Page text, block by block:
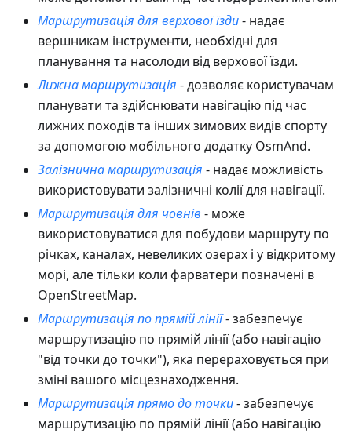
Маршрутизація для верхової їзди- надає
вершникам інструменти, необхідні для
планування та насолоди від верхової їзди.
Лижна маршрутизація - дозволяє користувачам
планувати та здійснювати навігацію під час
лижних походів та інших зимових видів спорту
за допомогою мобільного додатку OsmAnd.
Залізнична маршрутизація - надає можливість
використовувати залізничні колії для навігації.
Маршрутизація для човнів- може
використовуватися для побудови маршруту по
річках, каналах, невеликих озерах і у відкритому
морі, але тільки коли фарватери позначені в
OpenStreetMap.
Маршрутизація по прямій лінії- забезпечує
маршрутизацію по прямій лінії (або навігацію
"від точки до точки"), яка перераховується при
зміні вашого місцезнаходження.
Маршрутизація прямо до точки- забезпечує
маршрутизацію по прямій лінії (або навігацію